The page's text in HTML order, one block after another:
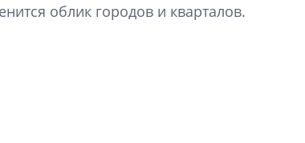
облик городов и кварталов.
Гала-концертом